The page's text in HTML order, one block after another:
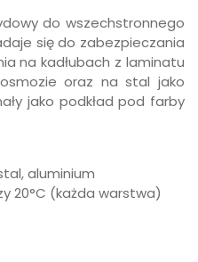
do wszechstronnego
się do zabezpieczania
na kadłubach z laminatu
oraz na stal jako
jako podkład pod farby
aluminium
20°C (każda warstwa)